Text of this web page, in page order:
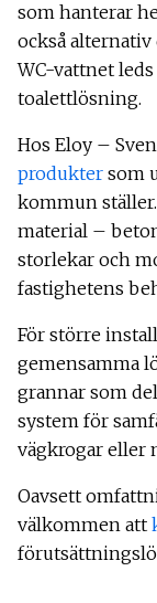
som hanterar
också alternativ
WC-vattnet
toalettlösning.
Hos Eloy –
produkter som
kommun
material –
storlekar och
fastighetens
För större
gemensamma
grannar som
system för
vägkrogar eller
Oavsett
välkommen att